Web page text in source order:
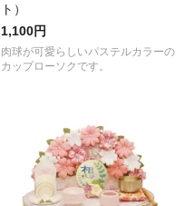
ト）
1,100円
肉球が可愛らしいパステルカラーの
カップローソクです。